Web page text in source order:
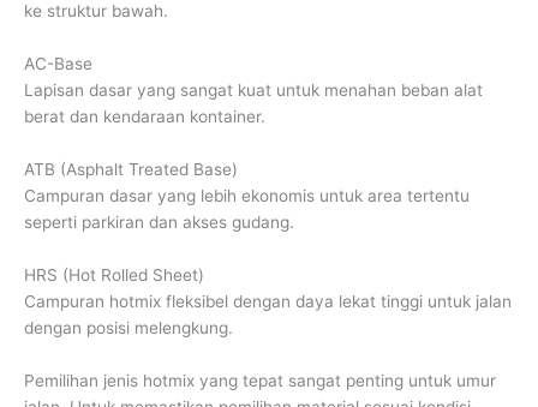
ke struktur bawah.
AC-Base
Lapisan dasar yang sangat kuat untuk menahan beban alat
berat dan kendaraan kontainer.
ATB (Asphalt Treated Base)
Campuran dasar yang lebih ekonomis untuk area tertentu
seperti parkiran dan akses gudang.
HRS (Hot Rolled Sheet)
Campuran hotmix fleksibel dengan daya lekat tinggi untuk jalan
dengan posisi melengkung.
Pemilihan jenis hotmix yang tepat sangat penting untuk umur